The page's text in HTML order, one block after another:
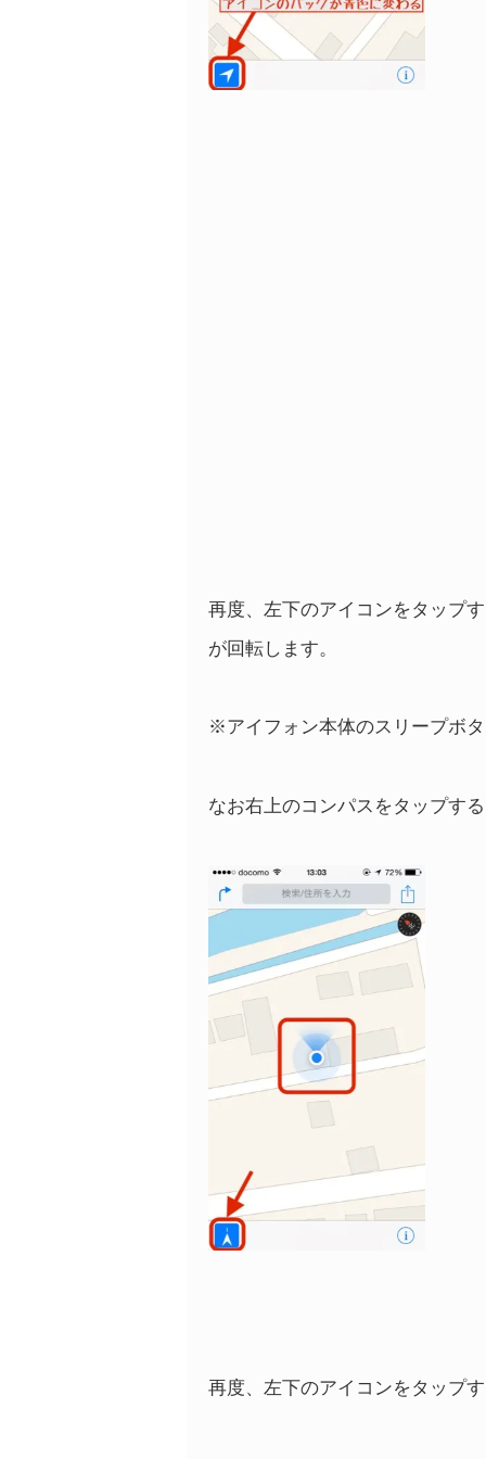
再度、左下のアイコンをタップ
が回転します。
※アイフォン本体のスリープボ
なお右上のコンパスをタップす
再度、左下のアイコンをタップ